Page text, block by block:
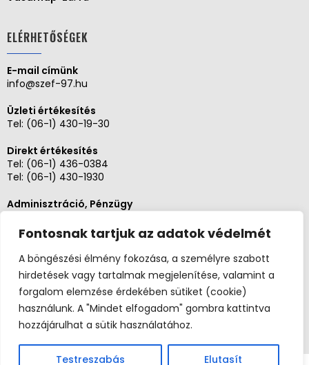
Fontosnak tartjuk az adatok védelmét
A böngészési élmény fokozása, a személyre szabott
hirdetések vagy tartalmak megjelenítése, valamint a
forgalom elemzése érdekében sütiket (cookie)
használunk. A "Mindet elfogadom" gombra kattintva
hozzájárulhat a sütik használatához.
Testreszabás Elutasít
ELÉRHETŐSÉGEK
E-mail címünk
info@szef-97.hu
Üzleti értékesítés
Tel: (06-1) 430-19-30
Direkt értékesítés
Tel: (06-1) 436-0384
Tel: (06-1) 430-1930
Adminisztráció, Pénzügy
Szerviz és karbantartás
Tel: (06-20)3268654
Tel: (06-1) 436-0384